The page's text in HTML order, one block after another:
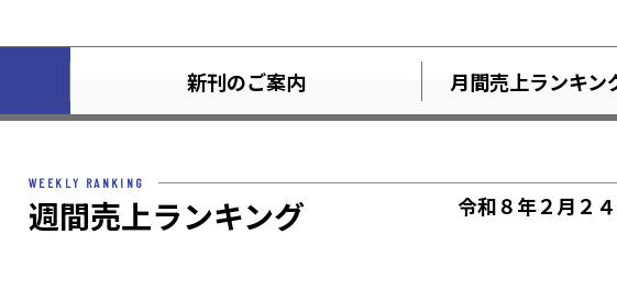
新刊のご案内 月間売上ランキン
WEEKLY RANKING
週間売上ランキング 令和８年２月２